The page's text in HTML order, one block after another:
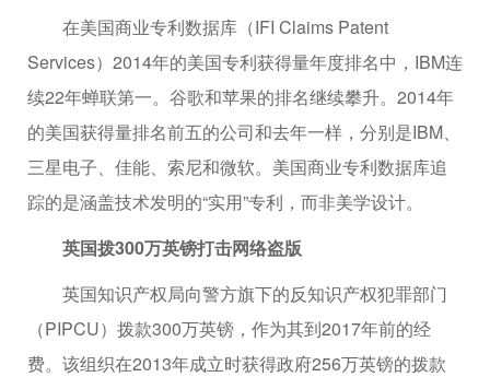
在美国商业专利数据库（IFI Claims Patent
Services）2014年的美国专利获得量年度排名中，IBM连
续22年蝉联第一。谷歌和苹果的排名继续攀升。2014年
的美国获得量排名前五的公司和去年一样，分别是IBM、
三星电子、佳能、索尼和微软。美国商业专利数据库追
踪的是涵盖技术发明的“实用”专利，而非美学设计。
英国拨300万英镑打击网络盗版
英国知识产权局向警方旗下的反知识产权犯罪部门
（PIPCU）拨款300万英镑，作为其到2017年前的经
费。该组织在2013年成立时获得政府256万英镑的拨款